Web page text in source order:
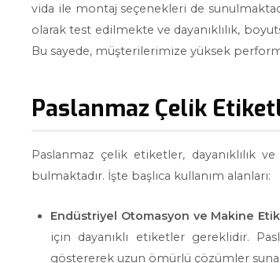
vida ile montaj seçenekleri de
olarak test edilmekte ve dayanıklılık,
Bu sayede, müşterilerimize yüksek
Paslanmaz Çelik
Paslanmaz çelik etiketler, dayanıklılık
bulmaktadır. İşte başlıca kullanım alanları:
Endüstriyel Otomasyon ve Makine
için dayanıklı etiketler gereklidir.
göstererek uzun ömürlü çözümler